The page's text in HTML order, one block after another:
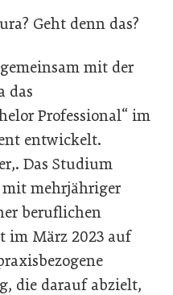
Geht denn das?
mit der
das
Professional“ im
entwickelt.
Das Studium
mit mehrjähriger
beruflichen
im März 2023 auf
die darauf abzielt,